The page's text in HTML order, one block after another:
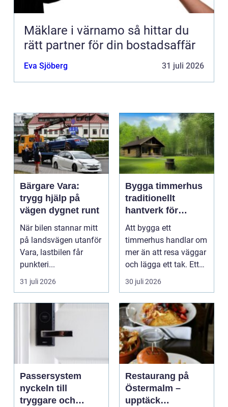
Mäklare i värnamo så hittar du
rätt partner för din bostadsaffär
Eva Sjöberg 31 juli 2026
Bärgare Vara:
trygg hjälp på
vägen dygnet runt
När bilen stannar mitt
på landsvägen utanför
Vara, lastbilen får
punkteri...
31 juli 2026
Bygga timmerhus
traditionellt
hantverk för
moderna behov
Att bygga ett
timmerhus handlar om
mer än att resa väggar
och lägga ett tak. Ett
timmerhus är ett lå...
30 juli 2026
Passersystem
nyckeln till
tryggare och
Restaurang på
Östermalm –
upptäck